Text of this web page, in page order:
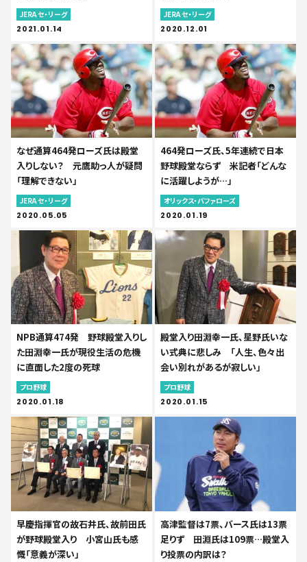
JERA セ・リーグ
2021.01.14
JERA セ・リーグ
2020.12.01
なぜ通算464発ローズ氏は殿堂
入りしない？ 元鷹助っ人が疑問
「理解できない」
JERA セ・リーグ
2020.05.05
464発ローズ氏、5年連続で日本
野球殿堂ならず 米記者「どんな
に活躍しようが…」
オリックス・バファローズ
2020.01.19
NPB通算474発 野球殿堂入りし
た田淵幸一氏が現役生活の危機
に直面した2度の死球
プロ野球
2020.01.18
殿堂入り田淵幸一氏、星野氏いな
い式典に悲しみ 「人生、色々出
会い別れがあるが寂しい」
プロ野球
2020.01.15
早慶指揮官の故石井氏、故前田氏
が野球殿堂入り 小宮山氏も感
慨「意義が深い」
高津監督は7票、バース氏は13票
足りず 田淵氏は109票…殿堂入
り投票の内訳は？